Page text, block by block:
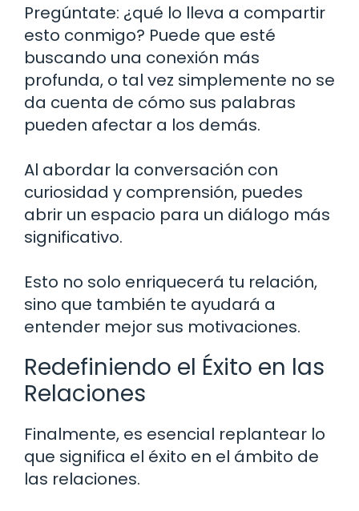
Pregúntate: ¿qué lo lleva a compartir
esto conmigo? Puede que esté
buscando una conexión más
profunda, o tal vez simplemente no se
da cuenta de cómo sus palabras
pueden afectar a los demás.
Al abordar la conversación con
curiosidad y comprensión, puedes
abrir un espacio para un diálogo más
significativo.
Esto no solo enriquecerá tu relación,
sino que también te ayudará a
entender mejor sus motivaciones.
Redefiniendo el Éxito en las
Relaciones
Finalmente, es esencial replantear lo
que significa el éxito en el ámbito de
las relaciones.